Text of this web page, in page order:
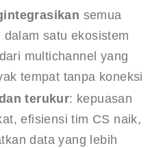
semua
satu ekosistem
multichannel yang
tempat tanpa koneksi
terukur: kepuasan
efisiensi tim CS naik,
data yang lebih